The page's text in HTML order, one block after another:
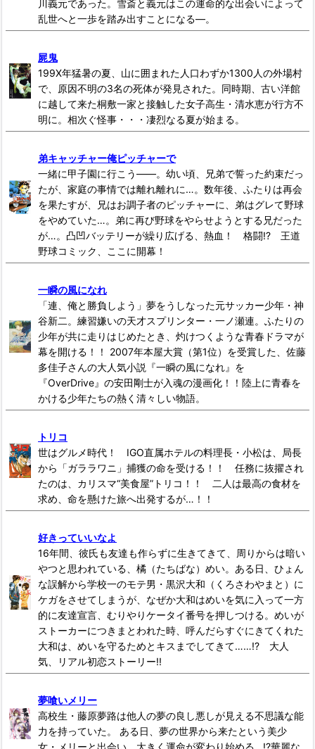
川義元であった。雪斎と義元はこの運命的な出会いによって
乱世へと一歩を踏み出すことになる―。
屍鬼
199X年猛暑の夏、山に囲まれた人口わずか1300人の外場村
で、原因不明の3名の死体が発見された。同時期、古い洋館
に越して来た桐敷一家と接触した女子高生・清水恵が行方不
明に。相次ぐ怪事・・・凄烈なる夏が始まる。
弟キャッチャー俺ピッチャーで
一緒に甲子園に行こう――。幼い頃、兄弟で誓った約束だっ
たが、家庭の事情では離れ離れに…。数年後、ふたりは再会
を果たすが、兄はお調子者のピッチャーに、弟はグレて野球
をやめていた…。弟に再び野球をやらせようとする兄だった
が…。凸凹バッテリーが繰り広げる、熱血！ 格闘!? 王道
野球コミック、ここに開幕！
一瞬の風になれ
「連、俺と勝負しよう」夢をうしなった元サッカー少年・神
谷新二。練習嫌いの天才スプリンター・一ノ瀬連。ふたりの
少年が共に走りはじめたとき、灼けつくような青春ドラマが
幕を開ける！！ 2007年本屋大賞（第1位）を受賞した、佐藤
多佳子さんの大人気小説『一瞬の風になれ』を
『OverDrive』の安田剛士が入魂の漫画化！！陸上に青春を
かける少年たちの熱く清々しい物語。
トリコ
世はグルメ時代！ IGO直属ホテルの料理長・小松は、局長
から「ガララワニ」捕獲の命を受ける！！ 任務に抜擢され
たのは、カリスマ“美食屋”トリコ！！ 二人は最高の食材を
求め、命を懸けた旅へ出発するが…！！
好きっていいなよ
16年間、彼氏も友達も作らずに生きてきて、周りからは暗い
やつと思われている、橘（たちばな）めい。ある日、ひょん
な誤解から学校一のモテ男・黒沢大和（くろさわやまと）に
ケガをさせてしまうが、なぜか大和はめいを気に入って一方
的に友達宣言、むりやりケータイ番号を押しつける。めいが
ストーカーにつきまとわれた時、呼んだらすぐにきてくれた
大和は、めいを守るためとキスまでしてきて……!? 大人
気、リアル初恋ストーリー!!
夢喰いメリー
高校生・藤原夢路は他人の夢の良し悪しが見える不思議な能
力を持っていた。 ある日、夢の世界から来たという美少
女・メリーと出会い、大きく運命が変わり始める…!?華麗な